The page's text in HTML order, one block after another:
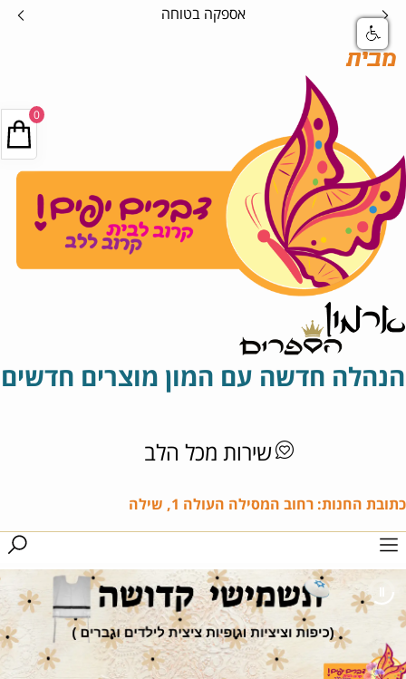
אספקה בטוחה
מבית
הנהלה חדשה עם המון מוצרים חדשים
שירות מכל הלב
כתובת החנות: רחוב המסילה העולה 1, שילה
0